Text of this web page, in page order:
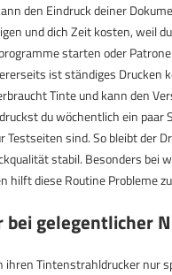
den Eindruck deiner
und dich Zeit kosten, weil du
starten oder
ist ständiges Drucken
Tinte und kann den
du wöchentlich ein paar
Testseiten sind. So bleibt der
stabil. Besonders bei
hilft diese Routine Probleme
bei gelegentlicher
ihren Tintenstrahldrucker nur